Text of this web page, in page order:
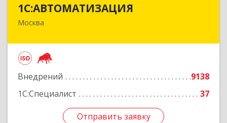
1С:АВТОМАТИЗАЦИЯ
Москва
Внедрений
9138
1С:Специалист
37
Отправить заявку
111024, Москва г, Энтузиастов 1-я ул, дом №
Отправить заявку